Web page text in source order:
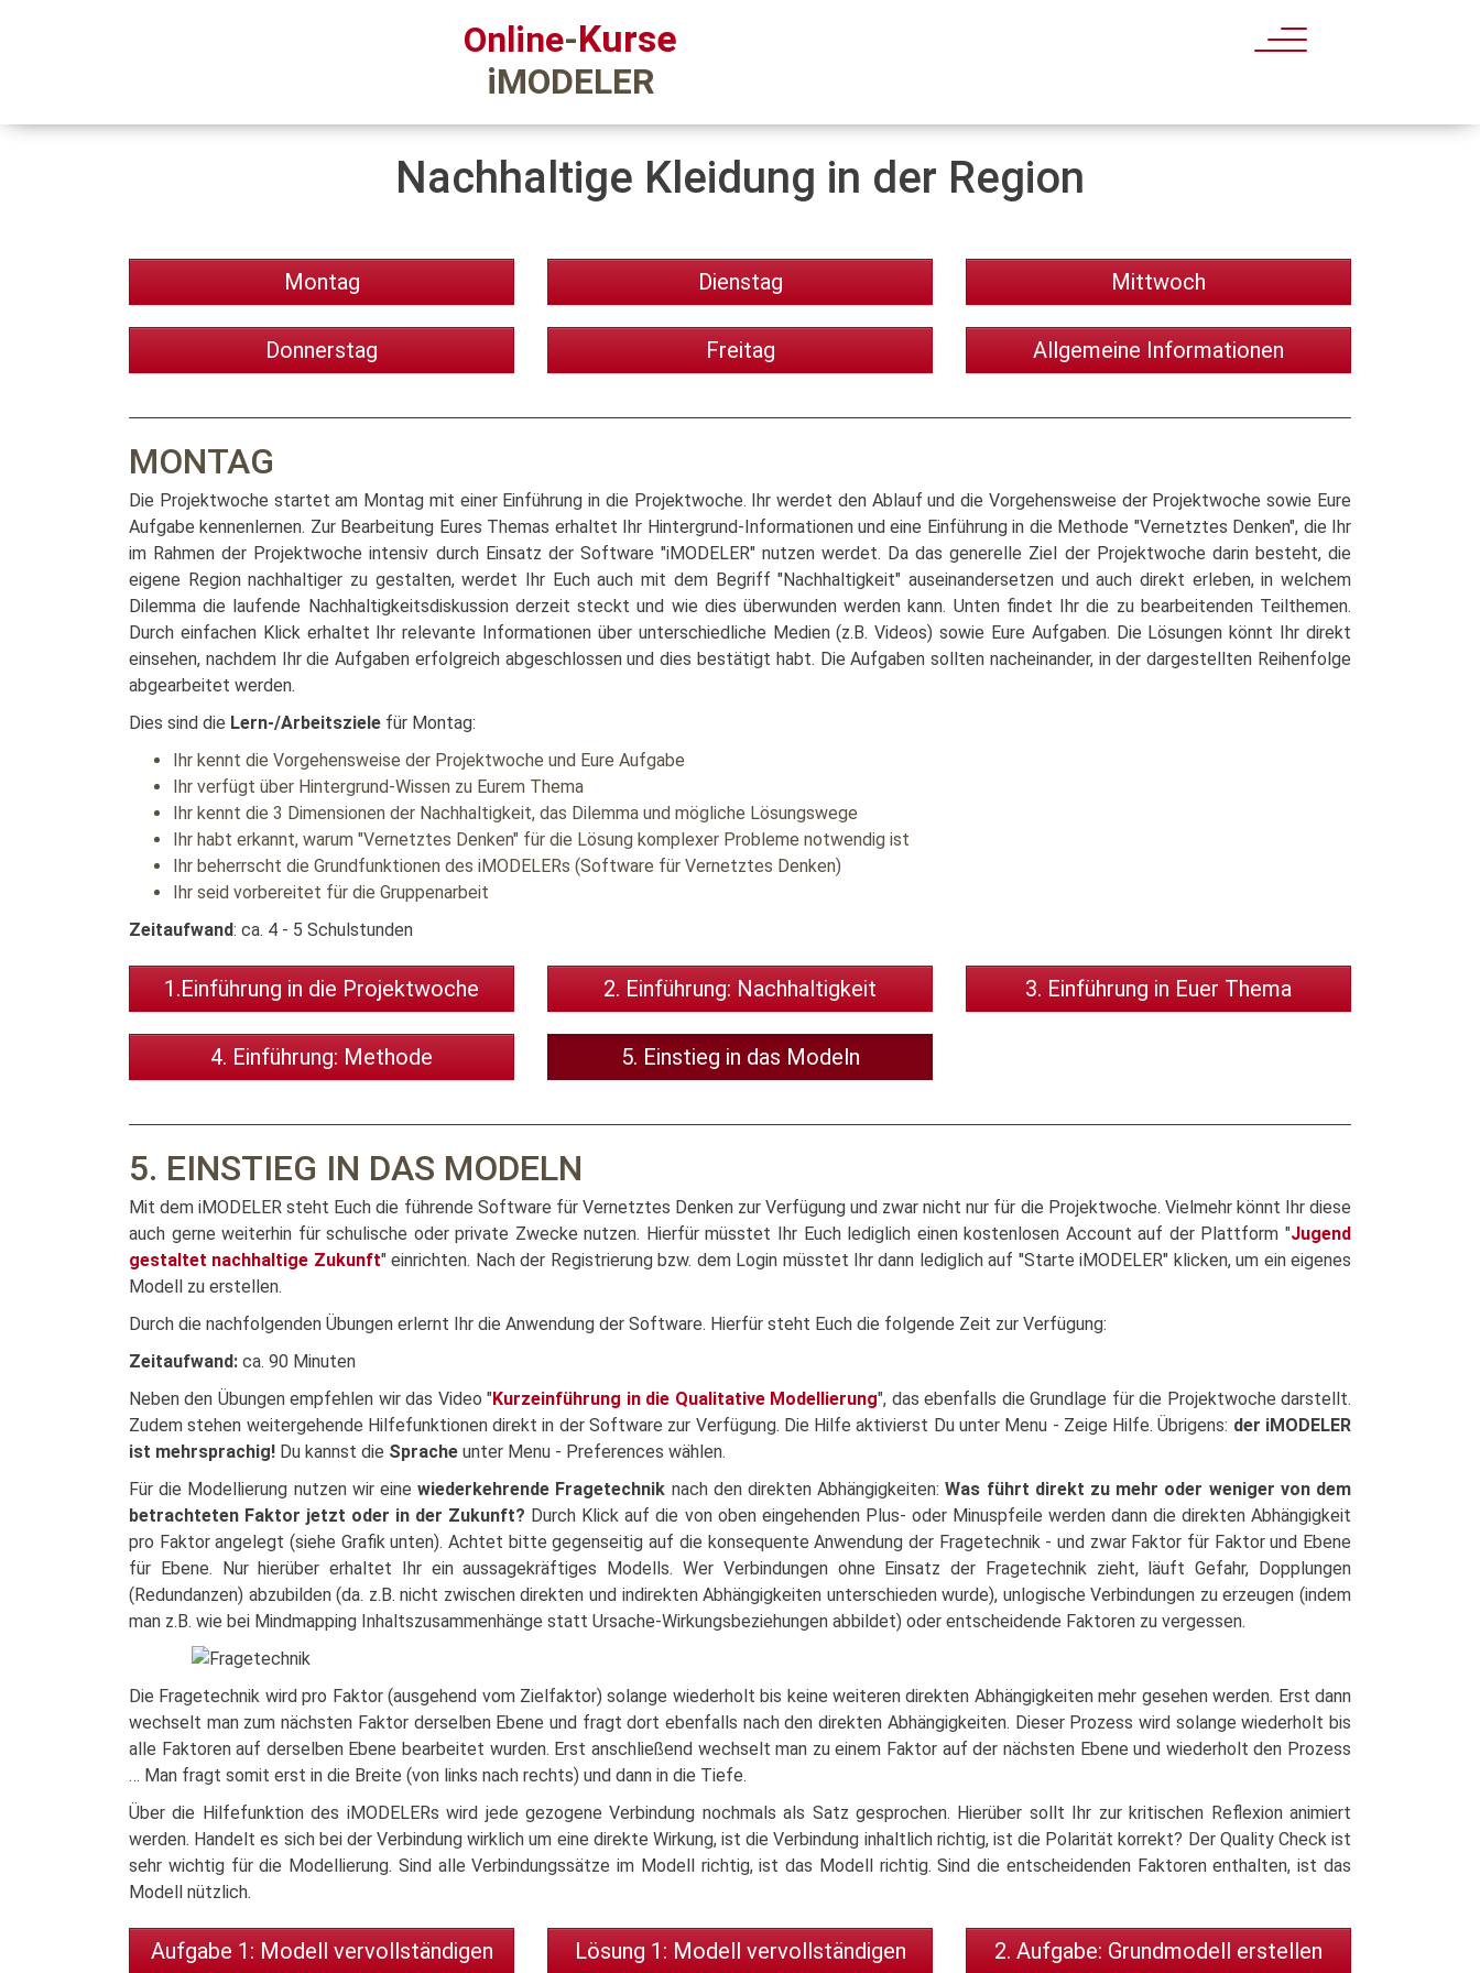
Online-Kurse
iMODELER
Nachhaltige Kleidung in der Region
Montag Dienstag Mittwoch
Donnerstag Freitag Allgemeine Informationen
MONTAG
Die Projektwoche startet am Montag mit einer Einführung in die Projektwoche. Ihr werdet den Ablauf und die Vorgehensweise der Projektwoche sowie Eure
Aufgabe kennenlernen. Zur Bearbeitung Eures Themas erhaltet Ihr Hintergrund-Informationen und eine Einführung in die Methode "Vernetztes Denken", die Ihr
im Rahmen der Projektwoche intensiv durch Einsatz der Software "iMODELER" nutzen werdet. Da das generelle Ziel der Projektwoche darin besteht, die
eigene Region nachhaltiger zu gestalten, werdet Ihr Euch auch mit dem Begriff "Nachhaltigkeit" auseinandersetzen und auch direkt erleben, in welchem
Dilemma die laufende Nachhaltigkeitsdiskussion derzeit steckt und wie dies überwunden werden kann. Unten findet Ihr die zu bearbeitenden Teilthemen.
Durch einfachen Klick erhaltet Ihr relevante Informationen über unterschiedliche Medien (z.B. Videos) sowie Eure Aufgaben. Die Lösungen könnt Ihr direkt
einsehen, nachdem Ihr die Aufgaben erfolgreich abgeschlossen und dies bestätigt habt. Die Aufgaben sollten nacheinander, in der dargestellten Reihenfolge
abgearbeitet werden.
Dies sind die Lern-/Arbeitsziele für Montag:
Ihr kennt die Vorgehensweise der Projektwoche und Eure Aufgabe
Ihr verfügt über Hintergrund-Wissen zu Eurem Thema
Ihr kennt die 3 Dimensionen der Nachhaltigkeit, das Dilemma und mögliche Lösungswege
Ihr habt erkannt, warum "Vernetztes Denken" für die Lösung komplexer Probleme notwendig ist
Ihr beherrscht die Grundfunktionen des iMODELERs (Software für Vernetztes Denken)
Ihr seid vorbereitet für die Gruppenarbeit
Zeitaufwand: ca. 4 - 5 Schulstunden
1.Einführung in die Projektwoche 2. Einführung: Nachhaltigkeit 3. Einführung in Euer Thema
4. Einführung: Methode 5. Einstieg in das Modeln
5. EINSTIEG IN DAS MODELN
Mit dem iMODELER steht Euch die führende Software für Vernetztes Denken zur Verfügung und zwar nicht nur für die Projektwoche. Vielmehr könnt Ihr diese
auch gerne weiterhin für schulische oder private Zwecke nutzen. Hierfür müsstet Ihr Euch lediglich einen kostenlosen Account auf der Plattform "Jugend
gestaltet nachhaltige Zukunft" einrichten. Nach der Registrierung bzw. dem Login müsstet Ihr dann lediglich auf "Starte iMODELER" klicken, um ein eigenes
Modell zu erstellen.
Durch die nachfolgenden Übungen erlernt Ihr die Anwendung der Software. Hierfür steht Euch die folgende Zeit zur Verfügung:
Zeitaufwand: ca. 90 Minuten
Neben den Übungen empfehlen wir das Video "Kurzeinführung in die Qualitative Modellierung", das ebenfalls die Grundlage für die Projektwoche darstellt.
Zudem stehen weitergehende Hilfefunktionen direkt in der Software zur Verfügung. Die Hilfe aktivierst Du unter Menu - Zeige Hilfe. Übrigens: der iMODELER
ist mehrsprachig! Du kannst die Sprache unter Menu - Preferences wählen.
Für die Modellierung nutzen wir einewiederkehrende Fragetechnik nach den direkten Abhängigkeiten:Was führt direkt zu mehr oder weniger von dem
betrachteten Faktor jetzt oder in der Zukunft? Durch Klick auf die von oben eingehenden Plus- oder Minuspfeile werden dann die direkten Abhängigkeit
pro Faktor angelegt (siehe Grafik unten). Achtet bitte gegenseitig auf die konsequente Anwendung der Fragetechnik - und zwar Faktor für Faktor und Ebene
für Ebene. Nur hierüber erhaltet Ihr ein aussagekräftiges Modells. Wer Verbindungen ohne Einsatz der Fragetechnik zieht, läuft Gefahr, Dopplungen
(Redundanzen) abzubilden (da. z.B. nicht zwischen direkten und indirekten Abhängigkeiten unterschieden wurde), unlogische Verbindungen zu erzeugen (indem
man z.B. wie bei Mindmapping Inhaltszusammenhänge statt Ursache-Wirkungsbeziehungen abbildet) oder entscheidende Faktoren zu vergessen.
Die Fragetechnik wird pro Faktor (ausgehend vom Zielfaktor) solange wiederholt bis keine weiteren direkten Abhängigkeiten mehr gesehen werden. Erst dann
wechselt man zum nächsten Faktor derselben Ebene und fragt dort ebenfalls nach den direkten Abhängigkeiten. Dieser Prozess wird solange wiederholt bis
alle Faktoren auf derselben Ebene bearbeitet wurden. Erst anschließend wechselt man zu einem Faktor auf der nächsten Ebene und wiederholt den Prozess
… Man fragt somit erst in die Breite (von links nach rechts) und dann in die Tiefe.
Über die Hilfefunktion des iMODELERs wird jede gezogene Verbindung nochmals als Satz gesprochen. Hierüber sollt Ihr zur kritischen Reflexion animiert
werden. Handelt es sich bei der Verbindung wirklich um eine direkte Wirkung, ist die Verbindung inhaltlich richtig, ist die Polarität korrekt? Der Quality Check ist
sehr wichtig für die Modellierung. Sind alle Verbindungssätze im Modell richtig, ist das Modell richtig. Sind die entscheidenden Faktoren enthalten, ist das
Modell nützlich.
Aufgabe 1: Modell vervollständigen Lösung 1: Modell vervollständigen 2. Aufgabe: Grundmodell erstellen